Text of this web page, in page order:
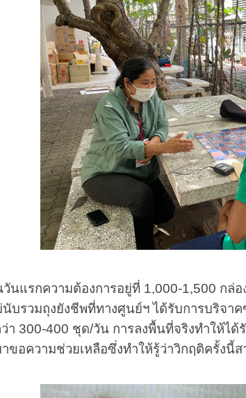
กความต้องการอยู่ที่ 1,000-1,500 กล่อ
บรวมถุงยังชีพที่ทางศูนย์ฯ ได้รับการบริจา
า 300-400 ชุด/วัน การลงพื้นที่จริงทำให้ไ
ขอความช่วยเหลือซึ่งทำให้รู้ว่าวิกฤติครั้งนี้ส